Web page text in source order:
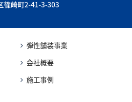
篠崎町2-41-3-303
弾性舗装事業
会社概要
施工事例